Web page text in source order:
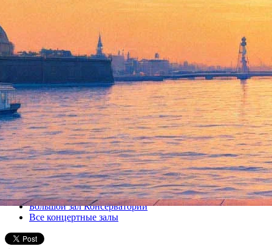
Осенняя соната
06 марта 2013, среда,19.00
Версия для печати
Все спектакли
Большой зал Консерватории
Все концертные залы